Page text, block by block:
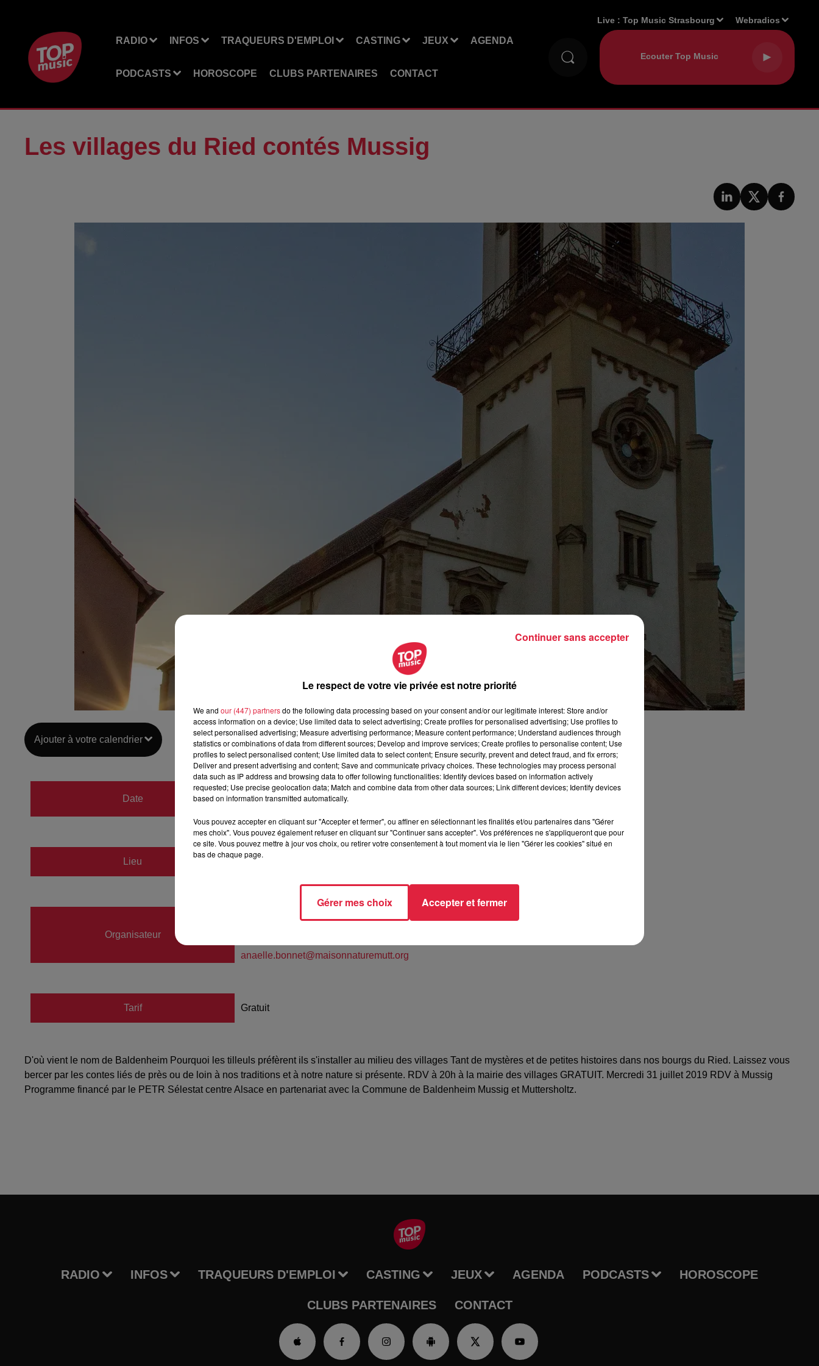
RADIO INFOS TRAQUEURS D'EMPLOI CASTING JEUX AGENDA
PODCASTS HOROSCOPE CLUBS PARTENAIRES CONTACT
Live :Top Music Strasbourg Webradios
Les villages du Ried contés Mussig
Ajouter à votre calendrier
Date
du31 juillet 2019 à 0h00
Lieu
Organisateur
anaelle.bonnet@maisonnaturemutt.org
Tarif Gratuit
D'où vient le nom de Baldenheim Pourquoi les tilleuls préfèrent ils s'installer au milieu des villages Tant de mystères et de petites histoires dans nos bourgs du Ried. Laissez vous
bercer par les contes liés de près ou de loin à nos traditions et à notre nature si présente. RDV à 20h à la mairie des villages GRATUIT. Mercredi 31 juillet 2019 RDV à Mussig
Programme financé par le PETR Sélestat centre Alsace en partenariat avec la Commune de Baldenheim Mussig et Muttersholtz.
RADIO INFOS TRAQUEURS D'EMPLOI CASTING JEUX AGENDA PODCASTS HOROSCOPE
CLUBS PARTENAIRES CONTACT
Le respect de votre vie privée est notre priorité
We and our (447) partnersdo the following data processing based on your consent and/or our legitimate interest: Store and/or
access information on a device; Use limited data to select advertising; Create profiles for personalised advertising; Use profiles to
select personalised advertising; Measure advertising performance; Measure content performance; Understand audiences through
statistics or combinations of data from different sources; Develop and improve services; Create profiles to personalise content; Use
profiles to select personalised content; Use limited data to select content; Ensure security, prevent and detect fraud, and fix errors;
Deliver and present advertising and content; Save and communicate privacy choices. These technologies may process personal
data such as IP address and browsing data to offer following functionalities: Identify devices based on information actively
requested; Use precise geolocation data; Match and combine data from other data sources; Link different devices; Identify devices
based on information transmitted automatically.
Vous pouvez accepter en cliquant sur "Accepter et fermer", ou affiner en sélectionnant les finalités et/ou partenaires dans "Gérer
mes choix". Vous pouvez également refuser en cliquant sur "Continuer sans accepter". Vos préférences ne s'appliqueront que pour
ce site. Vous pouvez mettre à jour vos choix, ou retirer votre consentement à tout moment via le lien "Gérer les cookies" situé en
bas de chaque page.
Gérer mes choix Accepter et fermer
Continuer sans accepter